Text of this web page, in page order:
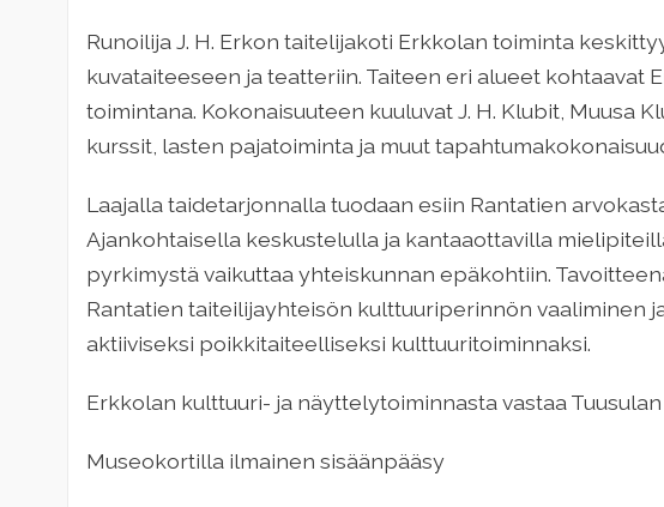
Runoilija J. H. Erkon taitelijakoti Erkkolan toiminta
kuvataiteeseen ja teatteriin. Taiteen eri alueet kohtaavat
toimintana. Kokonaisuuteen kuuluvat J. H. Klubit, Muusa
kurssit, lasten pajatoiminta ja muut
Laajalla taidetarjonnalla tuodaan esiin Rantatien
Ajankohtaisella keskustelulla ja kantaaottavilla
pyrkimystä vaikuttaa yhteiskunnan epäkohtiin.
Rantatien taiteilijayhteisön kulttuuriperinnön vaaliminen
aktiiviseksi poikkitaiteelliseksi kulttuuritoiminnaksi.
Erkkolan kulttuuri- ja näyttelytoiminnasta vastaa
Museokortilla ilmainen sisäänpääsy